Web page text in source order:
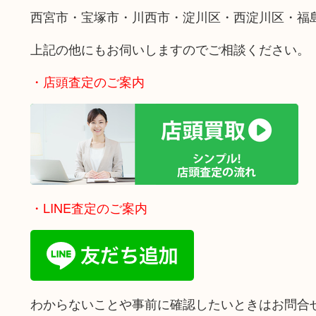
西宮市・宝塚市・川西市・淀川区・西淀川区・福
上記の他にもお伺いしますのでご相談ください。
・店頭査定のご案内
・LINE査定のご案内
わからないことや事前に確認したいときはお問合